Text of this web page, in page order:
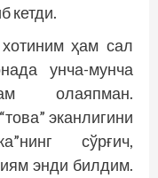
кетди.
ҳам сал
унча-мунча
олаяпман.
эканлигини
сўрғич,
энди билдим.